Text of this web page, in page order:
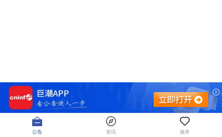
公告 资讯 服务